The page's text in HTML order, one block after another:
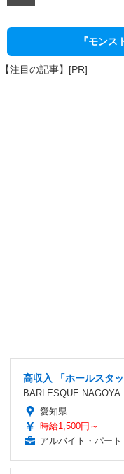
『モンス
【注目の記事】[PR]
高収入 「ホールスタ
BARLESQUE NAGOYA
愛知県
時給1,500円～
アルバイト・パート